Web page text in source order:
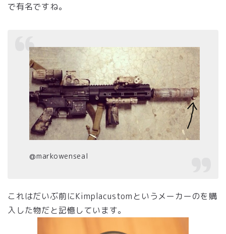
で有名ですね。
@markowenseal
これはだいぶ前にKimplacustomというメーカーのを購
入した物だと記憶しています。